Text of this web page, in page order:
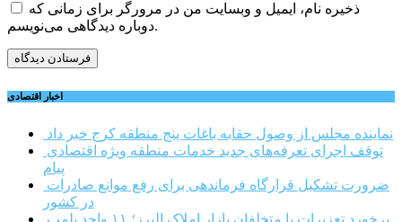
ذخیره نام، ایمیل و وبسایت من در مرورگر برای زمانی که
دوباره دیدگاهی می‌نویسم.
اخبار اقتصادی
نماینده مجلس از وصول حقابه باغات پنج منطقه کرج خبر داد
پیام
در کشور